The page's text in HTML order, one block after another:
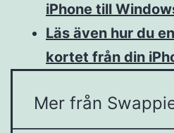
iPhone till
Läs även hur du
kortet från din
Mer från